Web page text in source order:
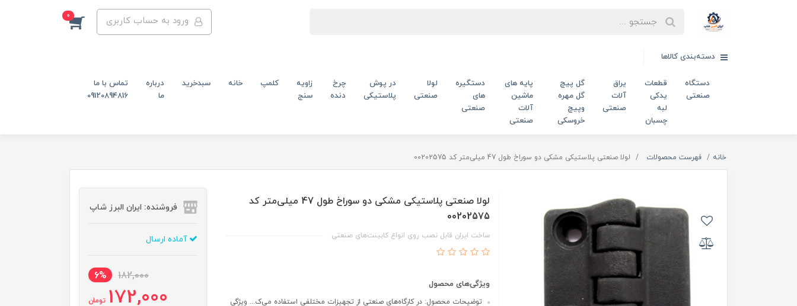
ورود به حساب کاربری 0
دسته‌بندی کالاها
دستگاه
صنعتی
قطعات
یدکی
لبه
چسبان
یراق
آلات
صنعتی
گل پیچ
گل مهره
وپیچ
خروسکی
پایه های
ماشین
آلات
صنعتی
دستگیره
های
صنعتی
لولا
صنعتی
در پوش
پلاستیکی
چرخ
دنده
زاویه
سنج
کلمپ خانه سبدخرید
درباره
ما
تماس با ما
09120894816
خانه فهرست محصولات لولا صنعتی پلاستیکی مشکی دو سوراخ طول 47 میلی‌متر کد 00202575
لولا صنعتی پلاستیکی مشکی دو سوراخ طول 47 میلی‌متر کد
00202575
ساخت ایران قابل نصب روی انواع کابینت‌های صنعتی
ویژگی‌های محصول
توضیحات محصول: در کارگاه‌های صنعتی از تجهیزات مختلفی استفاده می‌ک... ویژگی
فروشنده: ایران البرز شاپ
آماده ارسال
182,000
6%
172,000 تومان